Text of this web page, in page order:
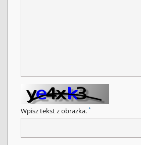
Wpisz tekst z obrazka. *